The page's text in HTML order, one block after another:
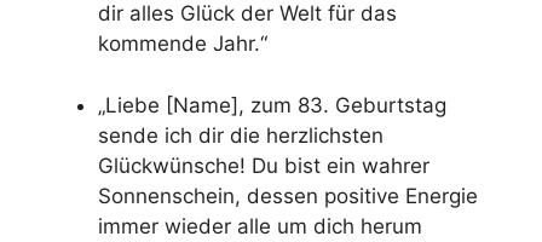
dir alles Glück der Welt für das
kommende Jahr.“
„Liebe [Name], zum 83. Geburtstag
sende ich dir die herzlichsten
Glückwünsche! Du bist ein wahrer
Sonnenschein, dessen positive Energie
immer wieder alle um dich herum